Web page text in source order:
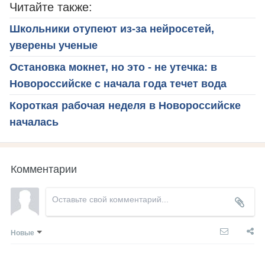
Читайте также:
Школьники отупеют из-за нейросетей,
уверены ученые
Остановка мокнет, но это - не утечка: в
Новороссийске с начала года течет вода
Короткая рабочая неделя в Новороссийске
началась
Комментарии
Новые